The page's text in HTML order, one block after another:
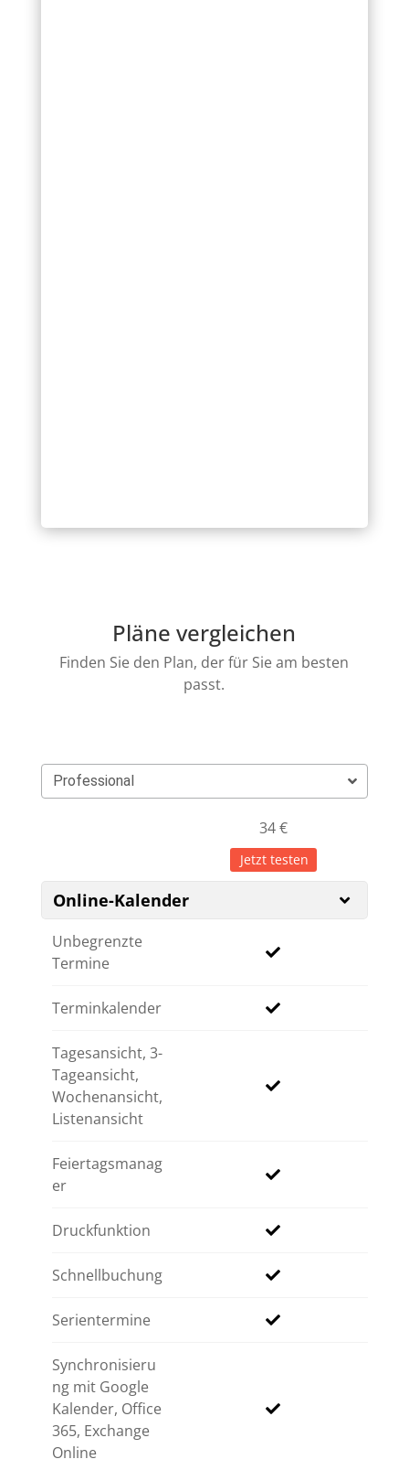
Pläne vergleichen
Finden Sie den Plan, der für Sie am besten
passt.
Professional
34€
Jetzt testen
Online-Kalender
Unbegrenzte
Termine
Terminkalender
Tagesansicht, 3-
Tageansicht,
Wochenansicht,
Listenansicht
Feiertagsmanag
er
Druckfunktion
Schnellbuchung
Serientermine
Synchronisieru
ng mit Google
Kalender, Office
365, Exchange
Online